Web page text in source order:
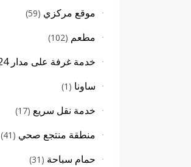
موقع مركزي (
59
)
مطعم (
102
)
خدمة غرفة على مدار 24 ساعة
ساونا (
1
)
خدمة نقل سريع (
17
)
منطقة منتجع صحي (
41
)
حمام سباحة (
31
)